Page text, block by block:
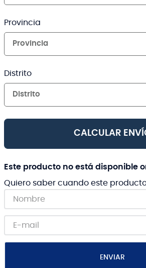
Provincia
Provincia
Distrito
Distrito
CALCULAR
Este producto no está disponible
Quiero saber cuando este
ENVIAR